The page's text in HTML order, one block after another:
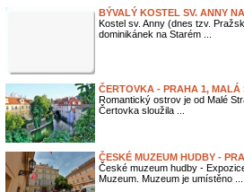
BÝVALÝ KOSTEL SV. ANNY
Kostel sv. Anny (dnes tzv.
dominikánek na Starém ...
ČERTOVKA - PRAHA 1, MALÁ
Romantický ostrov je od Malé
Čertovka sloužila ...
ČESKÉ MUZEUM HUDBY -
České muzeum hudby -
Muzeum. Muzeum je umístěno ...